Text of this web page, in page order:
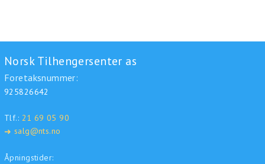
Norsk Tilhengersenter as
Foretaksnummer:
925826642
Tlf.: 21 69 05 90
➜ salg@nts.no
Åpningstider: